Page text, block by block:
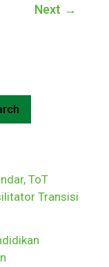
Next →
ToT
Transisi